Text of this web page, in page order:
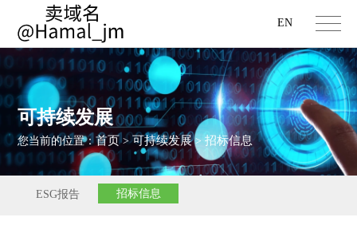
EN
可持续发展
您当前的位置：首页>可持续发展>招标信息
ESG报告 招标信息